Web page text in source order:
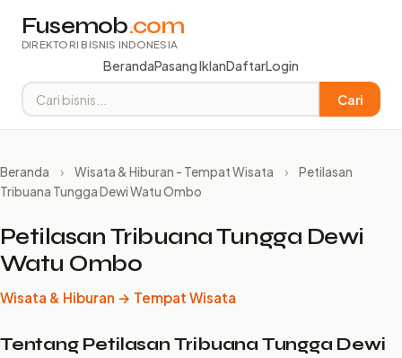
Fusemob.com
DIREKTORI BISNIS INDONESIA
BerandaPasang IklanDaftarLogin
Cari
Beranda › Wisata & Hiburan - Tempat Wisata ›
Petilasan
Tribuana Tungga Dewi Watu Ombo
Petilasan Tribuana Tungga Dewi
Watu Ombo
Wisata & Hiburan → Tempat Wisata
Tentang Petilasan Tribuana Tungga Dewi